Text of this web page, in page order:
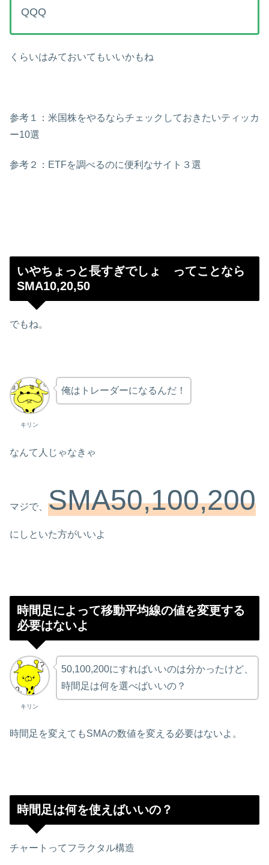
QQQ
くらいはみておいてもいいかもね
参考１：米国株をやるならチェックしておきたいティッカ
ー10選
参考２：ETFを調べるのに便利なサイト３選
いやちょっと長すぎでしょ ってことなら
SMA10,20,50
でもね。
キリン
俺はトレーダーになるんだ！
なんて人じゃなきゃ
マジで、 SMA50,100,200
にしといた方がいいよ
時間足によって移動平均線の値を変更する
必要はないよ
キリン
50,100,200にすればいいのは分かったけど、
時間足は何を選べばいいの？
時間足を変えてもSMAの数値を変える必要はないよ。
時間足は何を使えばいいの？
チャートってフラクタル構造